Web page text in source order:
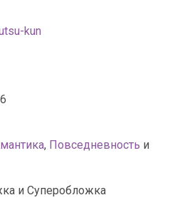
kun
, Повседневность и
и Суперобложка